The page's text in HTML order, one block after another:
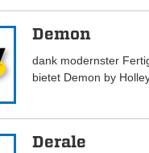
Demon
dank modernster
bietet Demon by
Derale